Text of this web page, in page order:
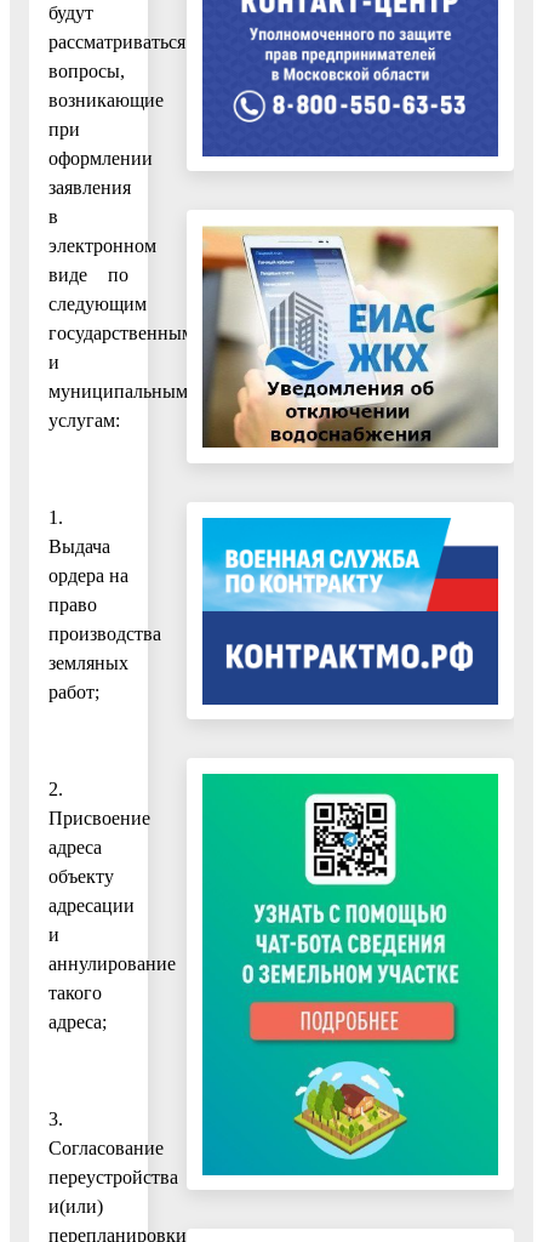
будут
рассматриваться
вопросы,
возникающие
при
оформлении
заявления
в
электронном
виде по
следующим
государственным
и
муниципальным
услугам:
1.
Выдача
ордера на
право
производства
земляных
работ;
2.
Присвоение
адреса
объекту
адресации
и
аннулирование
такого
адреса;
3.
Согласование
переустройства
и(или)
перепланировки